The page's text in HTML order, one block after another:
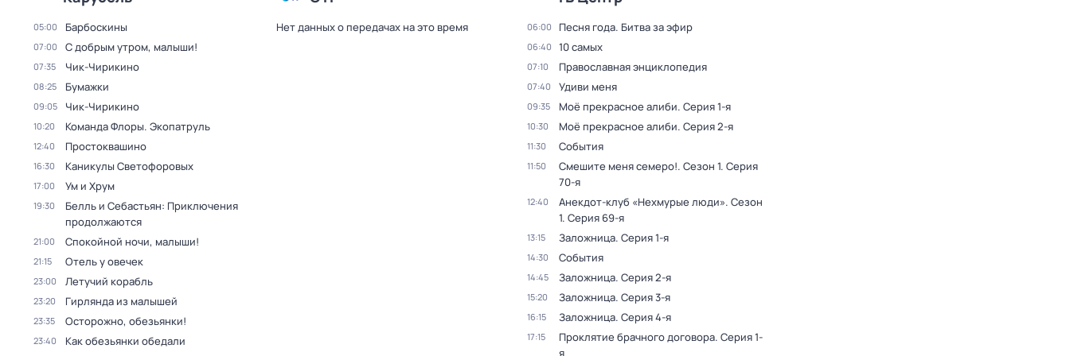
05:00 Барбоскины
07:00 С добрым утром, малыши!
07:35 Чик-Чирикино
08:25 Бумажки
09:05 Чик-Чирикино
10:20 Команда Флоры. Экопатруль
12:40 Простоквашино
16:30 Каникулы Светофоровых
17:00 Ум и Хрум
19:30
Белль и Себастьян: Приключения
продолжаются
21:00 Спокойной ночи, малыши!
21:15 Отель у овечек
23:00 Летучий корабль
23:20 Гирлянда из малышей
23:35 Осторожно, обезьянки!
23:40 Как обезьянки обедали
Нет данных о передачах на это время 06:00 Песня года. Битва за эфир
06:40 10 самых
07:10 Православная энциклопедия
07:40 Удиви меня
09:35 Моё прекрасное алиби. Серия 1-я
10:30 Моё прекрасное алиби. Серия 2-я
11:30 События
11:50 Смешите меня семеро!. Сезон 1. Серия
70-я
12:40 Анекдот-клуб «Нехмурые люди». Сезон
1. Серия 69-я
13:15 Заложница. Серия 1-я
14:30 События
14:45 Заложница. Серия 2-я
15:20 Заложница. Серия 3-я
16:15 Заложница. Серия 4-я
17:15 Проклятие брачного договора. Серия 1-
я